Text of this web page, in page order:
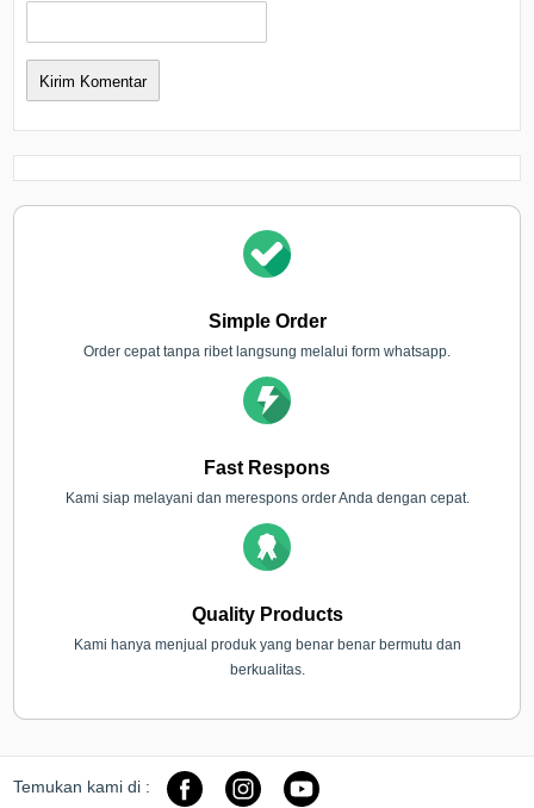
Simple Order
Order cepat tanpa ribet langsung melalui form whatsapp.
Fast Respons
Kami siap melayani dan merespons order Anda dengan cepat.
Quality Products
Kami hanya menjual produk yang benar benar bermutu dan
berkualitas.
Temukan kami di :